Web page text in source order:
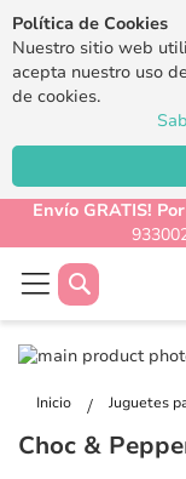
Política de Cookies
Nuestro sitio web
acepta nuestro uso
de cookies.
Envío GRATIS!
Buscar
Inicio Juguetes
Saltar
final
la
de
Choc &